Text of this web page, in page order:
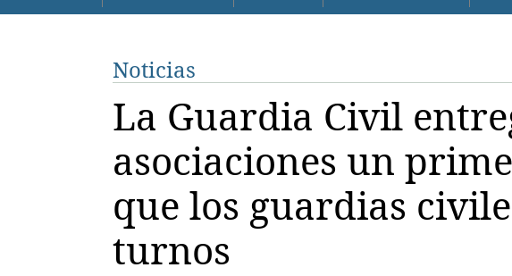
Noticias
La Guardia Civil
asociaciones un
que los guardias
turnos